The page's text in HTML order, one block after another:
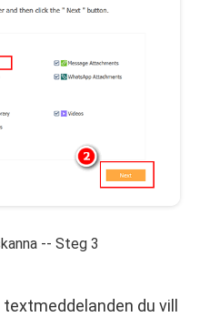
-- Steg 3
du vill